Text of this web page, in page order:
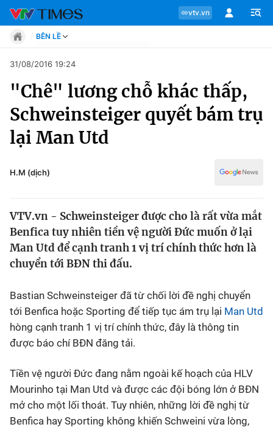
vtv.vn
Chuyên mục
Tin tức
Chân dung
Sự kiện
Bóng đá
Thể thao Điện tử
Các môn khác
VIDEO
BÊN LỀ
Move
Phong cách
Sự kiện
Bóng đá
31/08/2016 19:24
"Chê" lương chỗ khác thấp,
Schweinsteiger quyết bám trụ
lại Man Utd
H.M (dịch)
VTV.vn - Schweinsteiger được cho là rất vừa mắt
Benfica tuy nhiên tiền vệ người Đức muốn ở lại
Man Utd để cạnh tranh 1 vị trí chính thức hơn là
chuyển tới BĐN thi đấu.
Bastian Schweinsteiger đã từ chối lời đề nghị chuyển
tới Benfica hoặc Sporting để tiếp tục ám trụ lại Man Utd
hòng cạnh tranh 1 vị trí chính thức, đây là thông tin
được báo chí BĐN đăng tải.
Tiền vệ người Đức đang nằm ngoài kế hoạch của HLV
Mourinho tại Man Utd và được các đội bóng lớn ở BĐN
mở cho một lối thoát. Tuy nhiên, những lời đề nghị từ
Benfica hay Sporting không khiến Schweini vừa lòng,